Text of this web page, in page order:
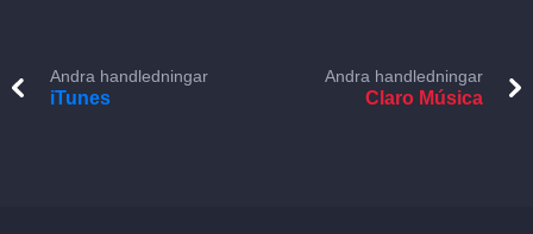
Andra handledningar
iTunes
Andra handledningar
Claro Música